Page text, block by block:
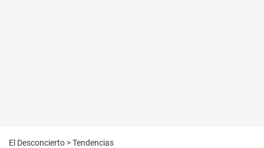
El Desconcierto >Tendencias